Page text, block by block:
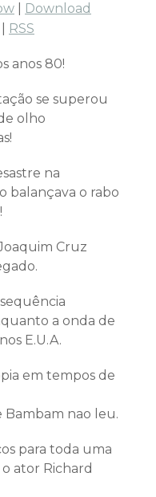
Download
RSS
anos 80!
se superou
olho
na
balançava o rabo
Cruz
a onda de
E.U.A.
em tempos de
Bambam nao leu.
para toda uma
ator Richard